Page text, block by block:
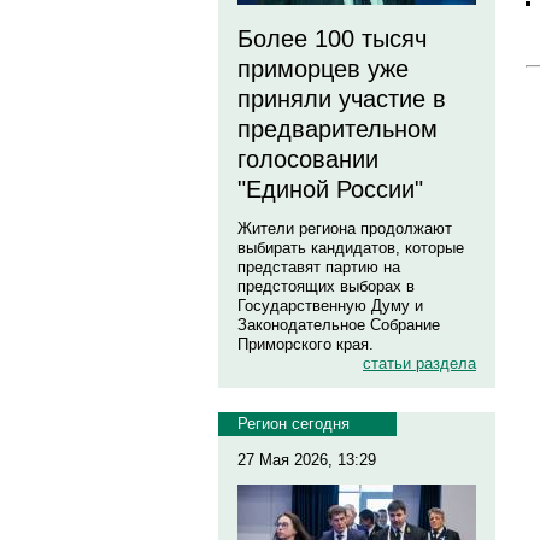
Более 100 тысяч
приморцев уже
приняли участие в
предварительном
голосовании
"Единой России"
Жители региона продолжают
выбирать кандидатов, которые
представят партию на
предстоящих выборах в
Государственную Думу и
Законодательное Собрание
Приморского края.
статьи раздела
Регион сегодня
27 Мая 2026, 13:29